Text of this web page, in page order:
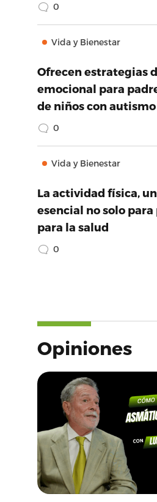
0
Vida y Bienestar
Ofrecen estrategias
emocional para
de niños con autismo
0
Vida y Bienestar
La actividad física,
esencial no solo
para la salud
0
Opiniones